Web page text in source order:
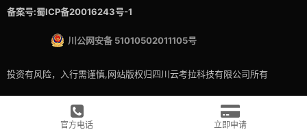
备案号:蜀ICP备20016243号-1
川公网安备 51010502011105号
投资有风险，入行需谨慎,网站版权归四川云考拉科技有限公司所有
官方电话 立即申请